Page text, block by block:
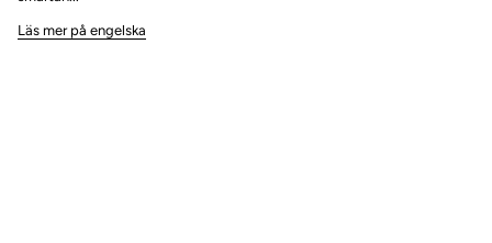
Läs mer på engelska